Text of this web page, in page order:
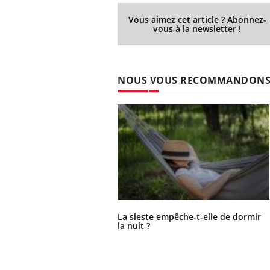
Vous aimez cet article ? Abonnez-
vous à la newsletter !
NOUS VOUS RECOMMANDONS
La sieste empêche-t-elle de dormir
la nuit ?
Il y